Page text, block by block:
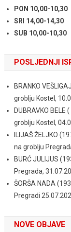
PON 10,00-10,30
SRI 14,00-14,30
SUB 10,00-10,30
POSLJEDNJI
BRANKO
groblju Kostel,
DUBRAVKO BELE
groblju Kostel,
ILIJAŠ ŽELJKO
na groblju
BURĆ JULIJUS
Pregrada,
ŠORŠA NADA
Pregradi
NOVE OBJAVE